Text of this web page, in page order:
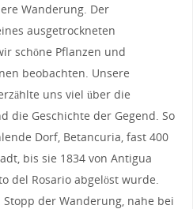
Wanderung. Der
ausgetrockneten
schöne Pflanzen und
beobachten. Unsere
uns viel über die
die Geschichte der Gegend. So
Dorf, Betancuria, fast 400
bis sie 1834 von Antigua
del Rosario abgelöst wurde.
der Wanderung, nahe bei